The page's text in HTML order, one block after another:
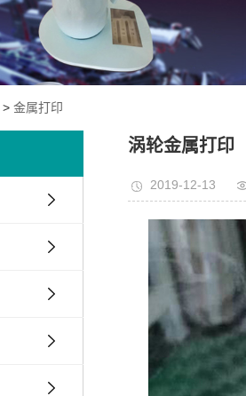
> 金属打印
涡轮金属打印
2019-12-13